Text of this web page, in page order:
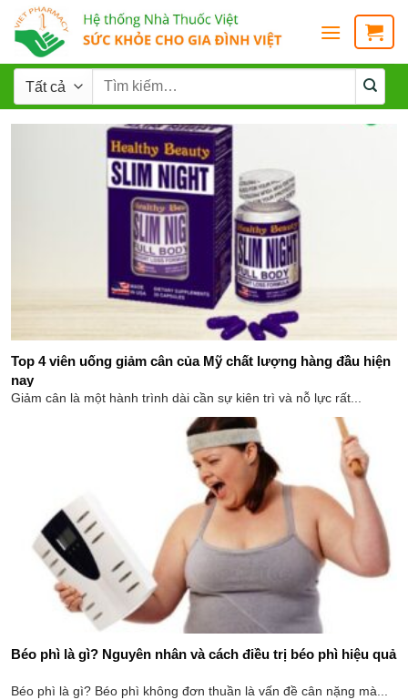
Top 4 viên uống giảm cân của Mỹ chất lượng hàng đầu hiện
nay
Giảm cân là một hành trình dài cần sự kiên trì và nỗ lực rất...
Béo phì là gì? Nguyên nhân và cách điều trị béo phì hiệu quả
Béo phì là gì? Béo phì không đơn thuần là vấn đề cân nặng mà...